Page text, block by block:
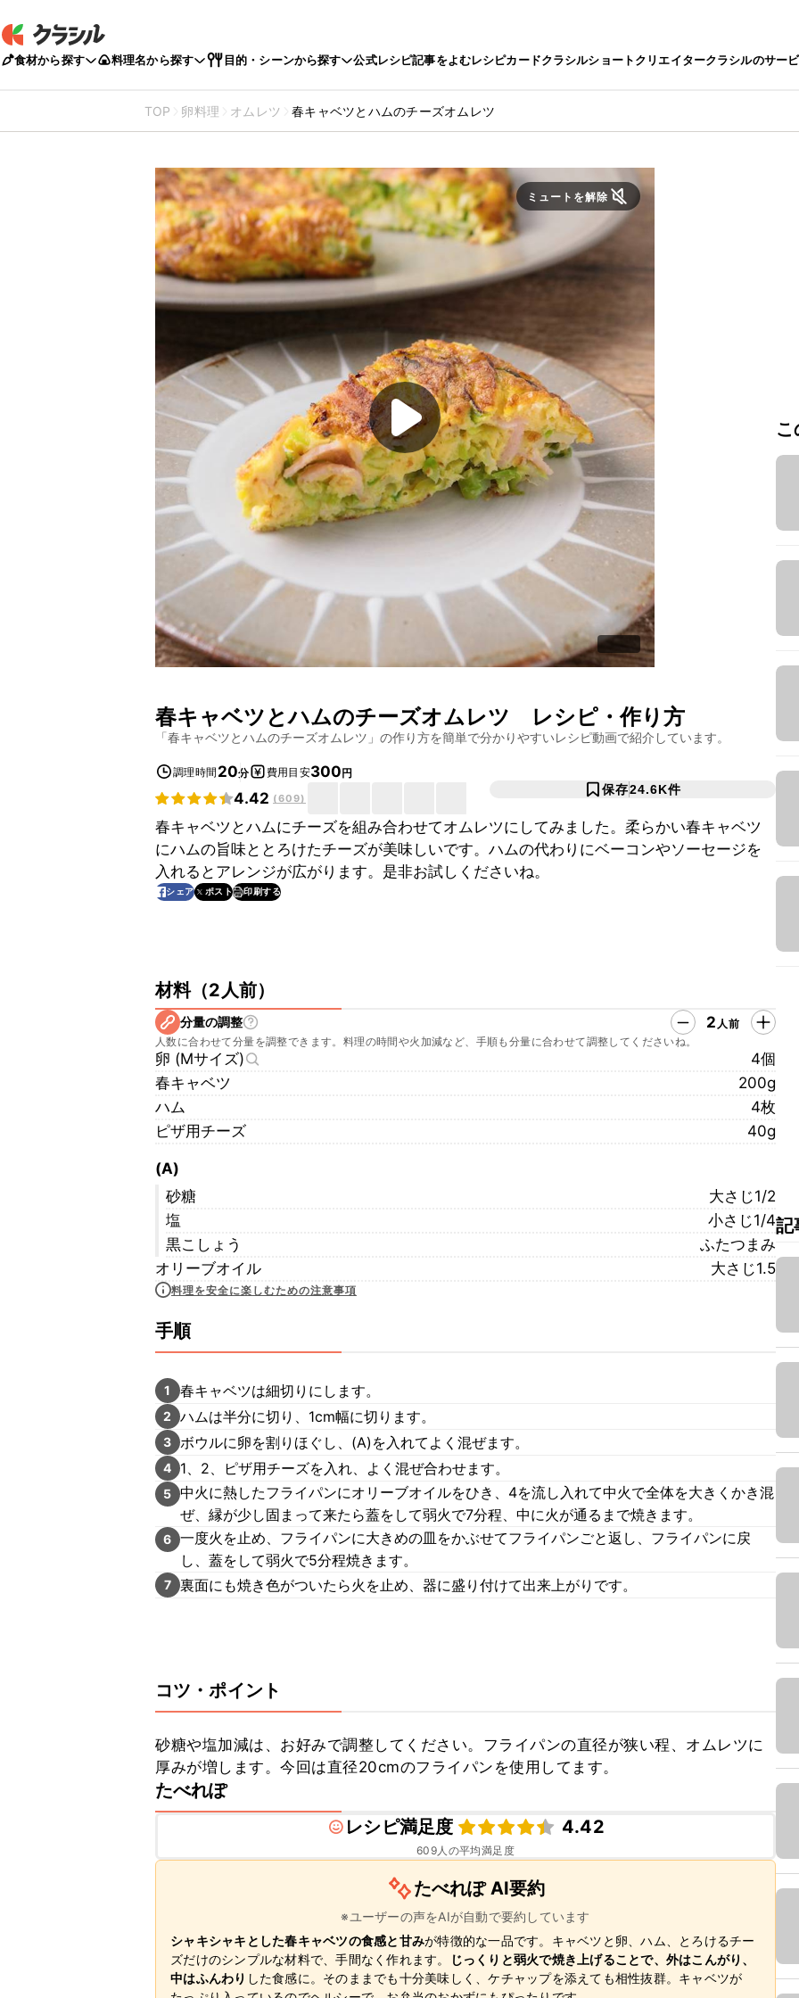
食材から探す 料理名から探す 目的・シーンから探す 公式レシピ記事をよむレシピカードクラシルショートクリエイタークラシルのサー
TOP 卵料理 オムレツ 春キャベツとハムのチーズオムレツ
ミュートを解除
春キャベツとハムのチーズオムレツ レシピ・作り方
「春キャベツとハムのチーズオムレツ 」の作り方を簡単で分かりやすいレシピ動画で紹介しています。
調理時間 20分 費用目安300円
4.42 (609)
保存24.6K件
春キャベツとハムにチーズを組み合わせてオムレツにしてみました。柔らかい春キャベツ
にハムの旨味ととろけたチーズが美味しいです。ハムの代わりにベーコンやソーセージを
入れるとアレンジが広がります。是非お試しくださいね。
シェア ポスト 印刷する
材料（2人前）
分量の調整 2 人前
人数に合わせて分量を調整できます。料理の時間や火加減など、手順も分量に合わせて調整してくださいね。
卵 (Mサイズ)
4個
春キャベツ
200g
ハム
4枚
ピザ用チーズ
40g
(A)
砂糖
大さじ1/2
塩
小さじ1/4
黒こしょう
ふたつまみ
オリーブオイル
大さじ1.5
料理を安全に楽しむための注意事項
手順
1 春キャベツは細切りにします。
2 ハムは半分に切り、1cm幅に切ります。
3 ボウルに卵を割りほぐし、(A)を入れてよく混ぜます。
4 1、2、ピザ用チーズを入れ、よく混ぜ合わせます。
5 中火に熱したフライパンにオリーブオイルをひき、4を流し入れて中火で全体を大きくかき混
ぜ、縁が少し固まって来たら蓋をして弱火で7分程、中に火が通るまで焼きます。
6 一度火を止め、フライパンに大きめの皿をかぶせてフライパンごと返し、フライパンに戻
し、蓋をして弱火で5分程焼きます。
7 裏面にも焼き色がついたら火を止め、器に盛り付けて出来上がりです。
コツ・ポイント
砂糖や塩加減は、お好みで調整してください。フライパンの直径が狭い程、オムレツに
厚みが増します。今回は直径20cmのフライパンを使用してます。
たべれぽ
レシピ満足度
4.42
609人の平均満足度
たべれぽ AI要約
※ユーザーの声をAIが自動で要約しています
シャキシャキとした春キャベツの食感と甘みが特徴的な一品です。キャベツと卵、ハム、とろけるチー
ズだけのシンプルな材料で、手間なく作れます。
じっくりと弱火で焼き上げることで、外はこんがり、
中はふんわり した食感に。そのままでも十分美味しく、ケチャップを添えても相性抜群。キャベツが
記